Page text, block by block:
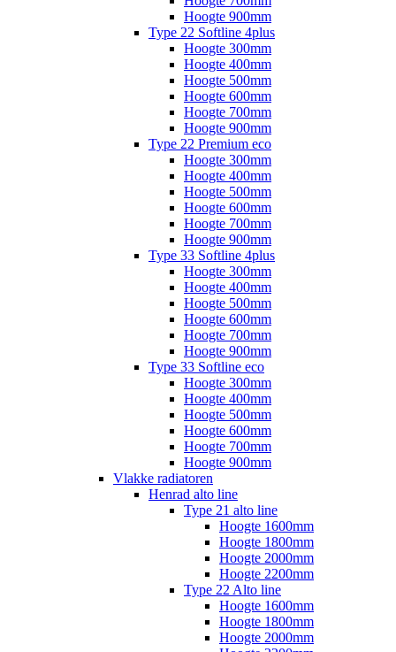
Hoogte 900mm
Type 22 Softline 4plus
Hoogte 300mm
Hoogte 400mm
Hoogte 500mm
Hoogte 600mm
Hoogte 700mm
Hoogte 900mm
Type 22 Premium eco
Hoogte 300mm
Hoogte 400mm
Hoogte 500mm
Hoogte 600mm
Hoogte 700mm
Hoogte 900mm
Type 33 Softline 4plus
Hoogte 300mm
Hoogte 400mm
Hoogte 500mm
Hoogte 600mm
Hoogte 700mm
Hoogte 900mm
Type 33 Softline eco
Hoogte 300mm
Hoogte 400mm
Hoogte 500mm
Hoogte 600mm
Hoogte 700mm
Hoogte 900mm
Vlakke radiatoren
Henrad alto line
Type 21 alto line
Hoogte 1600mm
Hoogte 1800mm
Hoogte 2000mm
Hoogte 2200mm
Type 22 Alto line
Hoogte 1600mm
Hoogte 1800mm
Hoogte 2000mm